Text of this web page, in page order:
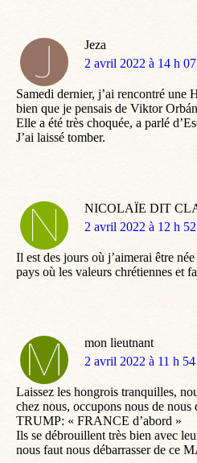
Jeza
dit
2 avril 2022 à 14 h
Samedi dernier, j’ai rencontré une
bien que je pensais de Viktor
Elle a été très choquée, a parlé
J’ai laissé tomber.
NICOLAÏE DIT
dit
2 avril 2022 à 12 h
Il est des jours où j’aimerai être
pays où les valeurs chrétiennes et
mon lieutnant
dit
2 avril 2022 à 11 h
Laissez les hongrois tranquilles,
chez nous, occupons nous de
TRUMP: « FRANCE d’abord »
Ils se débrouillent très bien avec
nous faut nous débarrasser de ce